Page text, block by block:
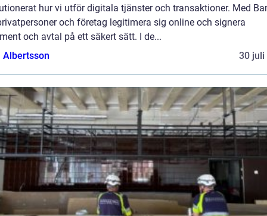
hur vi utför digitala tjänster och transaktioner. Med
och företag legitimera sig online och signera
och avtal på ett säkert sätt. I de...
Albertsson
30 juli